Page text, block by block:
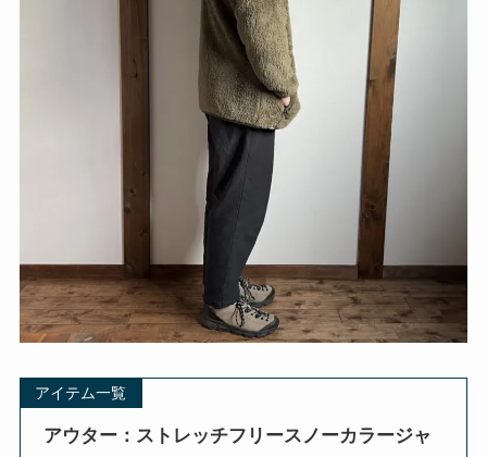
アイテム一覧
アウター：ストレッチフリースノーカラージャ